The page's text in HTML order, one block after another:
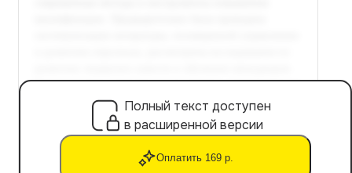
Полный текст доступен
в расширенной версии
Оплатить 169 р.